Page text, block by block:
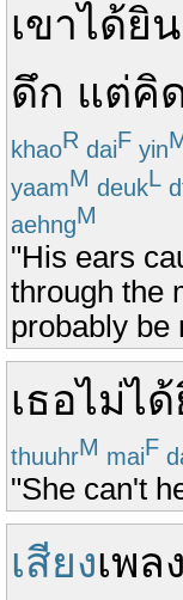
เขาได้ยิน
ดึก แต่คิ
khaoR daiF yin
yaamM deukL
aehngM
"His ears
through the
probably be
เธอไม่ไ
thuuhrM maiF
"She can't
เสียงเพล